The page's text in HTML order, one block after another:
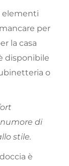
elementi
per
la casa
disponibile
o
di
stile.
è